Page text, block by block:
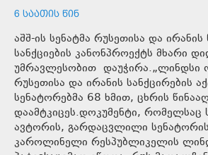
6 ᲡᲐᲐᲗᲘᲡ ᲬᲘᲜ
აშშ-ის სენატმა რუსეთისა და ირანის
სანქციების კანონპროექტს მხარი
უმრავლესობით დაუჭირა.„ლინდსი
რუსეთისა და ირანის სანქცირების
სენატორებმა 68 ხმით, ცხრის
დაამტკიცეს.დოკუმენტი, რომელსაც
ავტორის, გარდაცვლილი
კაროლინელი რესპუბლიკელის